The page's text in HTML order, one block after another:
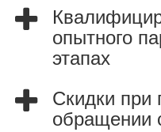
опытного
этапах
Скидки при
обращении